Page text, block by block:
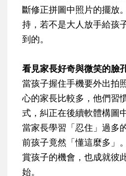
斷修正拼圖中照片的擺放
持，若不是大人放手給孩
到的。
看見家長好奇與微笑的臉
當孩子握住手機要外出拍
心的家長比較多，他們習
式，糾正在後續軟體構圖
當家長學習「忍住」過多
前孩子竟然「懂這麼多」
賞孩子的機會，也成就彼
始。